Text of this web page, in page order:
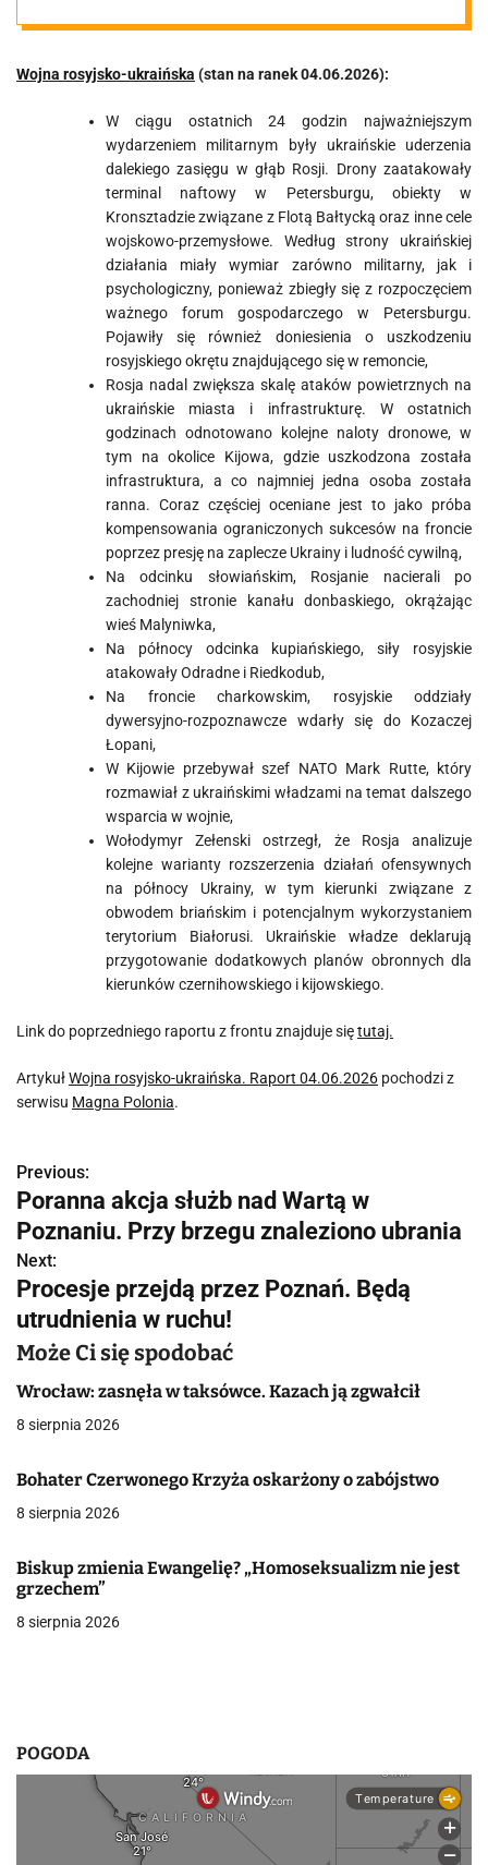
04.06.2026
Wojna rosyjsko-ukraińska (stan na ranek 04.06.2026):
W ciągu ostatnich 24 godzin najważniejszym
wydarzeniem militarnym były ukraińskie uderzenia
dalekiego zasięgu w głąb Rosji. Drony zaatakowały
terminal naftowy w Petersburgu, obiekty w
Kronsztadzie związane z Flotą Bałtycką oraz inne cele
wojskowo-przemysłowe. Według strony ukraińskiej
działania miały wymiar zarówno militarny, jak i
psychologiczny, ponieważ zbiegły się z rozpoczęciem
ważnego forum gospodarczego w Petersburgu.
Pojawiły się również doniesienia o uszkodzeniu
rosyjskiego okrętu znajdującego się w remoncie,
Rosja nadal zwiększa skalę ataków powietrznych na
ukraińskie miasta i infrastrukturę. W ostatnich
godzinach odnotowano kolejne naloty dronowe, w
tym na okolice Kijowa, gdzie uszkodzona została
infrastruktura, a co najmniej jedna osoba została
ranna. Coraz częściej oceniane jest to jako próba
kompensowania ograniczonych sukcesów na froncie
poprzez presję na zaplecze Ukrainy i ludność cywilną,
Na odcinku słowiańskim, Rosjanie nacierali po
zachodniej stronie kanału donbaskiego, okrążając
wieś Malyniwka,
Na północy odcinka kupiańskiego, siły rosyjskie
atakowały Odradne i Riedkodub,
Na froncie charkowskim, rosyjskie oddziały
dywersyjno-rozpoznawcze wdarły się do Kozaczej
Łopani,
W Kijowie przebywał szef NATO Mark Rutte, który
rozmawiał z ukraińskimi władzami na temat dalszego
wsparcia w wojnie,
Wołodymyr Zełenski ostrzegł, że Rosja analizuje
kolejne warianty rozszerzenia działań ofensywnych
na północy Ukrainy, w tym kierunki związane z
obwodem briańskim i potencjalnym wykorzystaniem
terytorium Białorusi. Ukraińskie władze deklarują
przygotowanie dodatkowych planów obronnych dla
kierunków czernihowskiego i kijowskiego.
Link do poprzedniego raportu z frontu znajduje siętutaj.
ArtykułWojna rosyjsko-ukraińska. Raport 04.06.2026 pochodzi z
serwisu Magna Polonia.
N
a
w
i
g
a
c
j
a
p
i
Previous:
Poranna akcja służb nad Wartą w
Poznaniu. Przy brzegu znaleziono ubrania
Next:
Procesje przejdą przez Poznań. Będą
utrudnienia w ruchu!
Może Ci się spodobać
Wrocław: zasnęła w taksówce. Kazach ją zgwałcił
8 sierpnia 2026
Bohater Czerwonego Krzyża oskarżony o zabójstwo
8 sierpnia 2026
Biskup zmienia Ewangelię? „Homoseksualizm nie jest
grzechem”
8 sierpnia 2026
POGODA